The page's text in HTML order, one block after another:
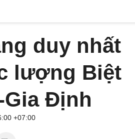
duy nhất
lượng Biệt
Định
+07:00